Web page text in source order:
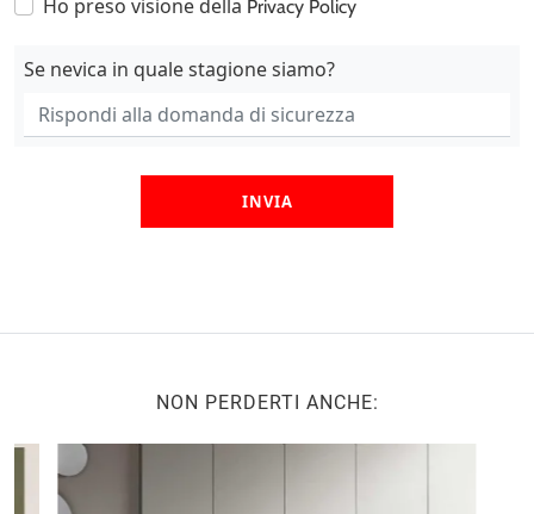
Ho preso visione della Privacy Policy
Se nevica in quale stagione siamo?
INVIA
NON PERDERTI ANCHE: